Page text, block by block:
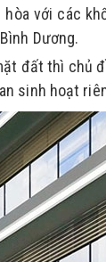
hòa với các
Dương.
đất thì chủ
sinh hoạt